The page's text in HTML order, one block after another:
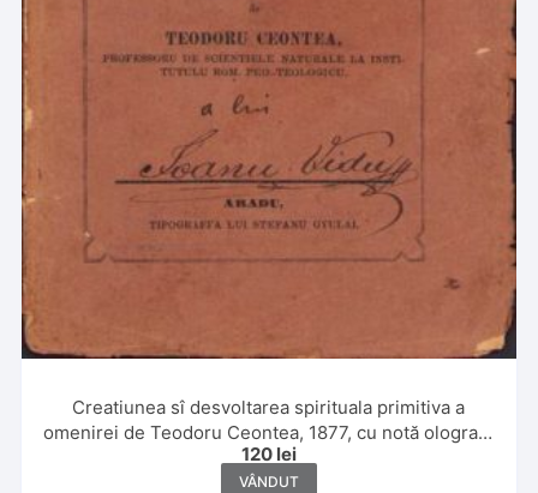
Creatiunea sî desvoltarea spirituala primitiva a
omenirei de Teodoru Ceontea, 1877, cu notă olografă
Ioan Vidu, Arad, Tipografia lui Stefanu Gyulai
120 lei
VÂNDUT